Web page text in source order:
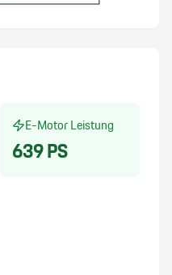
E-Motor Leistung
639PS